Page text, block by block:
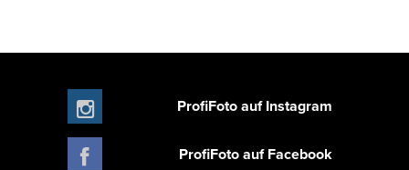
ProfiFoto auf Instagram
ProfiFoto auf Facebook